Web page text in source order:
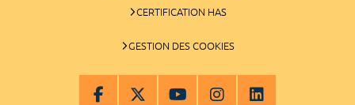
CERTIFICATION HAS
GESTION DES COOKIES